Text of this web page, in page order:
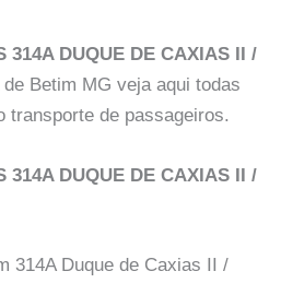
314A DUQUE DE CAXIAS II /
de Betim MG veja aqui todas
transporte de passageiros.
314A DUQUE DE CAXIAS II /
314A Duque de Caxias II /